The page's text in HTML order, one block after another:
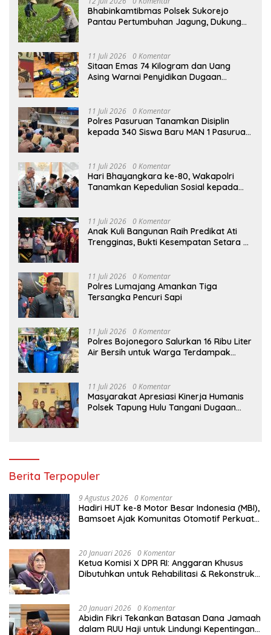
Bhabinkamtibmas Polsek Sukorejo
Pantau Pertumbuhan Jagung, Dukung
11 Juli 2026 0 Komentar
Sitaan Emas 74 Kilogram dan Uang
Asing Warnai Penyidikan Dugaan
11 Juli 2026 0 Komentar
Polres Pasuruan Tanamkan Disiplin
kepada 340 Siswa Baru MAN 1 Pasuruan,
11 Juli 2026 0 Komentar
Hari Bhayangkara ke-80, Wakapolri
Tanamkan Kepedulian Sosial kepada
11 Juli 2026 0 Komentar
Anak Kuli Bangunan Raih Predikat Ati
Trengginas, Bukti Kesempatan Setara di
11 Juli 2026 0 Komentar
Polres Lumajang Amankan Tiga
Tersangka Pencuri Sapi
11 Juli 2026 0 Komentar
Polres Bojonegoro Salurkan 16 Ribu Liter
Air Bersih untuk Warga Terdampak
11 Juli 2026 0 Komentar
Masyarakat Apresiasi Kinerja Humanis
Polsek Tapung Hulu Tangani Dugaan
Berita Terpopuler
9 Agustus 2026 0 Komentar
Hadiri HUT ke-8 Motor Besar Indonesia (MBI),
Bamsoet Ajak Komunitas Otomotif Perkuat
Bangsa
20 Januari 2026 0 Komentar
Ketua Komisi X DPR RI: Anggaran Khusus
Dibutuhkan untuk Rehabilitasi & Rekonstruksi
20 Januari 2026 0 Komentar
Abidin Fikri Tekankan Batasan Dana Jamaah
dalam RUU Haji untuk Lindungi Kepentingan